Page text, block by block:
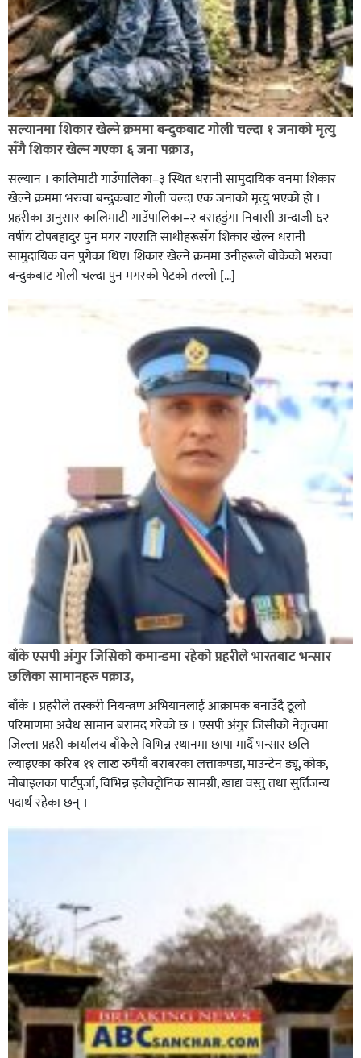
नेपाल प्रहरीमा जवानदेखि डिआईजीसम्म एक हजार ८४८ प्रहरीहरु
विभागीय कारवाहीमा,
घर–घरमा मेयर बन्छु भनेर काम गर्ने जन्मेपछि नै पालिका बन्छ :
सबिन प्रियासन चौधरी
अविरल वर्षाले कालीगण्डकी नदी तटीय क्षेत्रमा रहेको पाल्पाको
पर्यटकीय स्थल रानीमहल डुबानमा,
सल्यानमा शिकार खेल्ने क्रममा बन्दुकबाट गोली चल्दा १ जनाको मृत्यु
सँगै शिकार खेल्न गएका ६ जना पक्राउ,
सल्यान । कालिमाटी गाउँपालिका–३ स्थित धरानी सामुदायिक वनमा शिकार
खेल्ने क्रममा भरुवा बन्दुकबाट गोली चल्दा एक जनाको मृत्यु भएको हो ।
प्रहरीका अनुसार कालिमाटी गाउँपालिका–२ बराहडुंगा निवासी अन्दाजी ६२
वर्षीय टोपबहादुर पुन मगर गएराति साथीहरूसँग शिकार खेल्न धरानी
सामुदायिक वन पुगेका थिए। शिकार खेल्ने क्रममा उनीहरूले बोकेको भरुवा
बन्दुकबाट गोली चल्दा पुन मगरको पेटको तल्लो […]
बाँके एसपी अंगुर जिसिको कमान्डमा रहेको प्रहरीले भारतबाट भन्सार
छलिका सामानहरु पक्राउ,
बाँके । प्रहरीले तस्करी नियन्त्रण अभियानलाई आक्रामक बनाउँदै ठूलो
परिमाणमा अवैध सामान बरामद गरेको छ । एसपी अंगुर जिसीको नेतृत्वमा
जिल्ला प्रहरी कार्यालय बाँकेले विभिन्न स्थानमा छापा मार्दै भन्सार छलि
ल्याइएका करिब ११ लाख रुपैयाँ बराबरका लत्ताकपडा, माउन्टेन ड्यू, कोक,
मोबाइलका पार्टपुर्जा, विभिन्न इलेक्ट्रोनिक सामग्री, खाद्य वस्तु तथा सुर्तिजन्य
पदार्थ रहेका छन् ।